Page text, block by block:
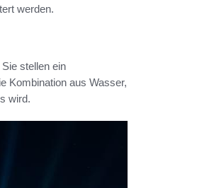
werden.
stellen ein
Kombination aus Wasser,
wird.